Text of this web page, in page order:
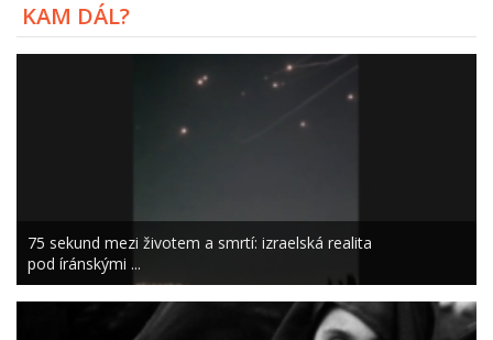
KAM DÁL?
75 sekund mezi životem a smrtí: izraelská realita
pod íránskými ...